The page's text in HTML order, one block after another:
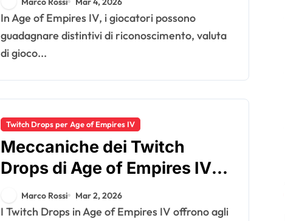
distintivi di riconoscimento,
valuta di gioco, oggetti
bonus
In Age of Empires IV, i giocatori possono
guadagnare distintivi di riconoscimento, valuta
di gioco...
Twitch Drops per Age of Empires IV
Meccaniche dei Twitch
Drops di Age of Empires IV:
Come funzionano i drops,
Coinvolgimento degli
Marco Rossi Mar 2, 2026
I Twitch Drops in Age of Empires IV offrono agli